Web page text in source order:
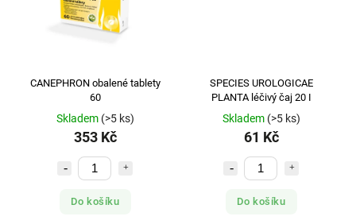
CANEPHRON obalené tablety
60
Skladem (>5 ks)
353 Kč
Do košíku
SPECIES UROLOGICAE
PLANTA léčivý čaj 20 I
Skladem (>5 ks)
61 Kč
Do košíku